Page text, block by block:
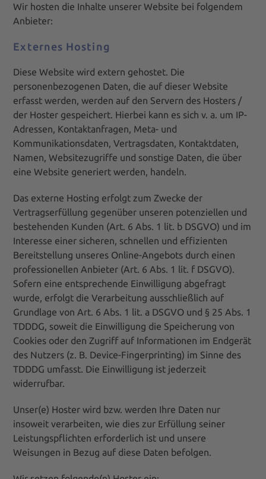
Wir hosten die Inhalte unserer Website bei folgendem
Anbieter:
Externes Hosting
Diese Website wird extern gehostet. Die
personenbezogenen Daten, die auf dieser Website
erfasst werden, werden auf den Servern des Hosters /
der Hoster gespeichert. Hierbei kann es sich v. a. um IP-
Adressen, Kontaktanfragen, Meta- und
Kommunikationsdaten, Vertragsdaten, Kontaktdaten,
Namen, Websitezugriffe und sonstige Daten, die über
eine Website generiert werden, handeln.
Das externe Hosting erfolgt zum Zwecke der
Vertragserfüllung gegenüber unseren potenziellen und
bestehenden Kunden (Art. 6 Abs. 1 lit. b DSGVO) und im
Interesse einer sicheren, schnellen und effizienten
Bereitstellung unseres Online-Angebots durch einen
professionellen Anbieter (Art. 6 Abs. 1 lit. f DSGVO).
Sofern eine entsprechende Einwilligung abgefragt
wurde, erfolgt die Verarbeitung ausschließlich auf
Grundlage von Art. 6 Abs. 1 lit. a DSGVO und § 25 Abs. 1
TDDDG, soweit die Einwilligung die Speicherung von
Cookies oder den Zugriff auf Informationen im Endgerät
des Nutzers (z. B. Device-Fingerprinting) im Sinne des
TDDDG umfasst. Die Einwilligung ist jederzeit
widerrufbar.
Unser(e) Hoster wird bzw. werden Ihre Daten nur
insoweit verarbeiten, wie dies zur Erfüllung seiner
Leistungspflichten erforderlich ist und unsere
Weisungen in Bezug auf diese Daten befolgen.